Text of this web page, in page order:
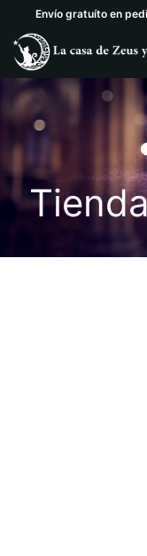
Envío gratuíto en